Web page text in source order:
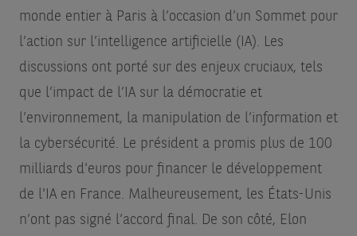
monde entier à Paris à l’occasion d’un Sommet pour
l’action sur l’intelligence artificielle (IA). Les
discussions ont porté sur des enjeux cruciaux, tels
que l’impact de l’IA sur la démocratie et
l’environnement, la manipulation de l’information et
la cybersécurité. Le président a promis plus de 100
milliards d'euros pour financer le développement
de l'IA en France. Malheureusement, les États-Unis
n’ont pas signé l’accord final. De son côté, Elon